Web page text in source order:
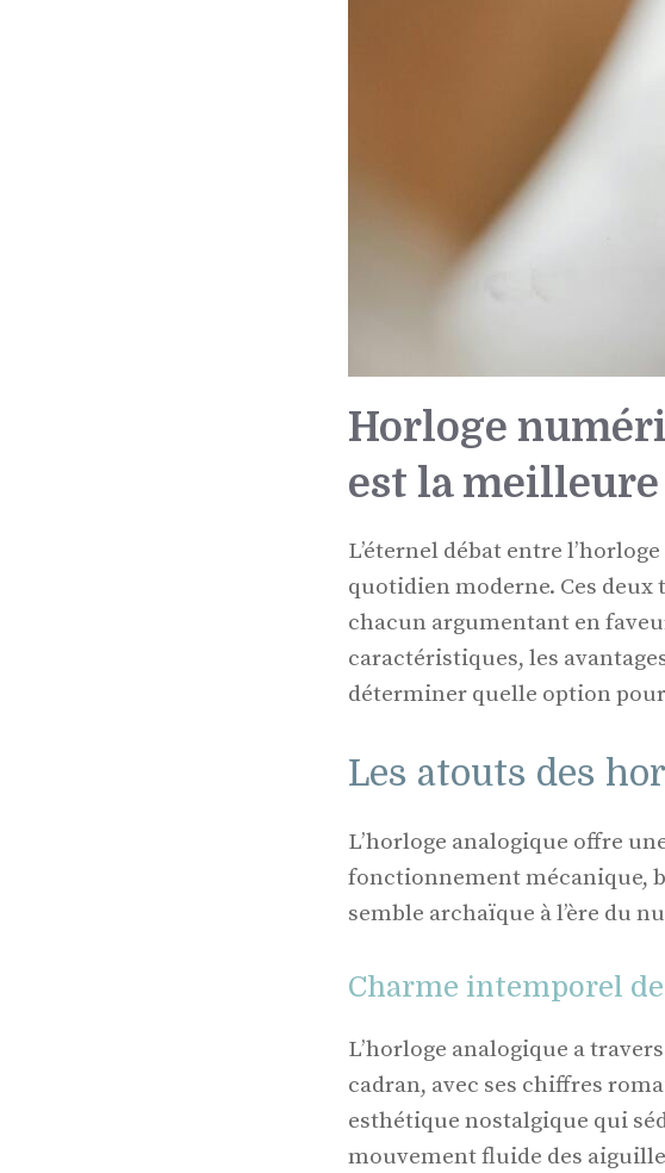
Horloge
est la
L’éternel débat entre
quotidien moderne. Ces deux
chacun argumentant en
caractéristiques, les
déterminer quelle option
Les atouts des
L’horloge analogique offre
fonctionnement mécanique,
semble archaïque à l’ère du
Charme intemporel
L’horloge analogique a
cadran, avec ses chiffres
esthétique nostalgique qui
mouvement fluide des